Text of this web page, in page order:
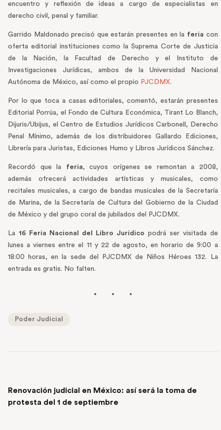
encuentro y reflexión de ideas a cargo de especialistas en
derecho civil, penal y familiar.
Garrido Maldonado precisó que estarán presentes en la feria con
oferta editorial instituciones como la Suprema Corte de Justicia
de la Nación, la Facultad de Derecho y el Instituto de
Investigaciones Jurídicas, ambos de la Universidad Nacional
Autónoma de México, así como el propio PJCDMX.
Por lo que toca a casas editoriales, comentó, estarán presentes
Editorial Porrúa, el Fondo de Cultura Económica, Tirant Lo Blanch,
Dijuris/Ubijus, el Centro de Estudios Jurídicos Carbonell, Derecho
Penal Mínimo, además de los distribuidores Gallardo Ediciones,
Librería para Juristas, Ediciones Humo y Libros Jurídicos Sánchez.
Recordó que la feria, cuyos orígenes se remontan a 2008,
además ofrecerá actividades artísticas y musicales, como
recitales musicales, a cargo de bandas musicales de la Secretaría
de Marina, de la Secretaría de Cultura del Gobierno de la Ciudad
de México y del grupo coral de jubilados del PJCDMX.
La 16 Feria Nacional del Libro Jurídico podrá ser visitada de
lunes a viernes entre el 11 y 22 de agosto, en horario de 9:00 a
18:00 horas, en la sede del PJCDMX de Niños Héroes 132. La
entrada es gratis. No falten.
Poder Judicial
Renovación judicial en México: así será la toma de
protesta del 1 de septiembre